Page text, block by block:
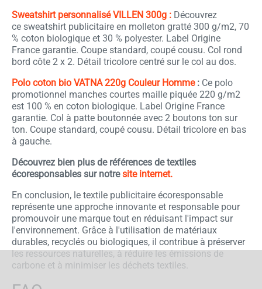
Sweatshirt personnalisé VILLEN 300g : Découvrez
ce sweatshirt publicitaire en molleton gratté 300 g/m2, 70
% coton biologique et 30 % polyester. Label Origine
France garantie. Coupe standard, coupé cousu. Col rond
bord côte 2 x 2. Détail tricolore centré sur le col au dos.
Polo coton bio VATNA 220g Couleur Homme: Ce polo
promotionnel manches courtes maille piquée 220 g/m2
est 100 % en coton biologique. Label Origine France
garantie. Col à patte boutonnée avec 2 boutons ton sur
ton. Coupe standard, coupé cousu. Détail tricolore en bas
à gauche.
Découvrez bien plus de références de textiles
écoresponsables sur notresite internet.
En conclusion, le textile publicitaire écoresponsable
représente une approche innovante et responsable pour
promouvoir une marque tout en réduisant l'impact sur
l'environnement. Grâce à l'utilisation de matériaux
durables, recyclés ou biologiques, il contribue à préserver
les ressources naturelles, à réduire les émissions de
carbone et à minimiser les déchets textiles.